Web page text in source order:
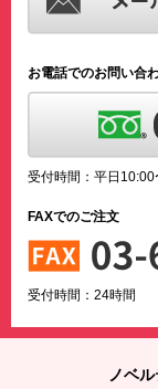
お電話でのお問い合
受付時間：平日
FAXでのご注文
受付時間：24時間
ノベ